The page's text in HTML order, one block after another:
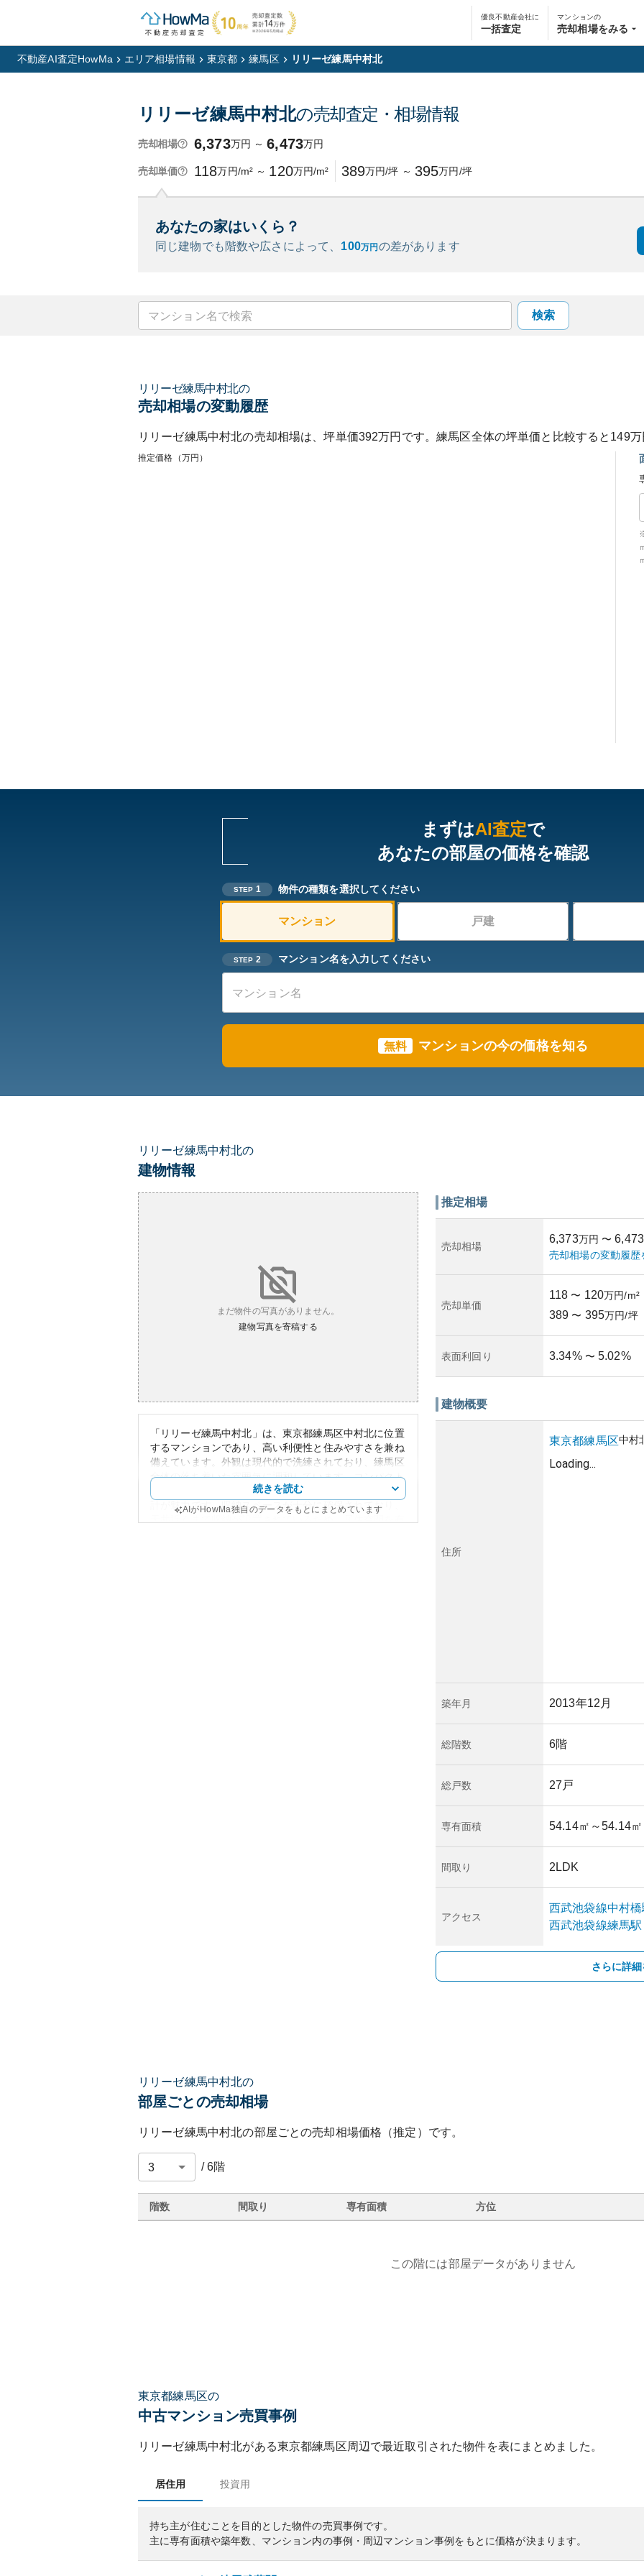
優良不動産会社に
一括査定
マンションの
売却相場をみる
不動産AI査定HowMa エリア相場情報 東京都 練馬区 リリーゼ練馬中村北
リリーゼ練馬中村北の売却査定・相場情報
売却相場 6,373万円 ～ 6,473万円
売却単価 118万円/m² ～ 120万円/m² 389万円/坪 ～ 395万円/坪
あなたの家はいくら？
同じ建物でも階数や広さによって、 100万円 の差があります
検索
リリーゼ練馬中村北の
売却相場の変動履歴
リリーゼ練馬中村北の売却相場は、坪単価392万円です。練馬区全体の坪単価と比較すると 149万
推定価格（万円）
まずはAI査定で
あなたの部屋の価格を確認
STEP 1 物件の種類を選択してください
マンション 戸建
STEP 2 マンション名を入力してください
無料 マンションの今の価格を知る
リリーゼ練馬中村北の
建物情報
まだ物件の写真がありません。
建物写真を寄稿する
「リリーゼ練馬中村北」は、東京都練馬区中村北に位置
するマンションであり、高い利便性と住みやすさを兼ね
備えています。外観は現代的で洗練されており、練馬区
全体の落ち着いた雰囲気に調和しています。コンパクト
ながらも、効率的な間取りによって広さを感じさせる設
計が魅力です。収納スペースが十分に確保されており、
続きを読む
AIがHowMa独自のデータをもとにまとめています
推定相場
売却相場
6,373万円 〜 6,473
売却相場の変動履歴
売却単価
118 〜 120万円/m²
389 〜 395万円/坪
表面利回り 3.34% 〜 5.02%
建物概要
住所
東京都練馬区中村
Loading...
築年月 2013年12月
総階数 6階
総戸数 27戸
専有面積 54.14㎡ ～54.14㎡
間取り 2LDK
アクセス
西武池袋線中村橋
西武池袋線練馬駅
さらに詳
リリーゼ練馬中村北の
部屋ごとの売却相場
リリーゼ練馬中村北の部屋ごとの売却相場価格（推定）です。
/6階
階数 間取り 専有面積 方位
この階には部屋データがありません
東京都練馬区の
中古マンション売買事例
リリーゼ練馬中村北がある東京都練馬区周辺で最近取引された物件を表にまとめました。
居住用 投資用
持ち主が住むことを目的とした物件の売買事例です。
主に専有面積や築年数、マンション内の事例・周辺マンション事例をもとに価格が決まります。